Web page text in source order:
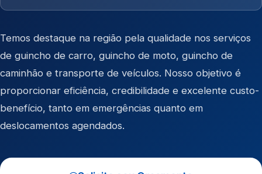
Temos destaque na região pela qualidade nos serviços
de guincho de carro, guincho de moto, guincho de
caminhão e transporte de veículos. Nosso objetivo é
proporcionar eficiência, credibilidade e excelente custo-
benefício, tanto em emergências quanto em
deslocamentos agendados.